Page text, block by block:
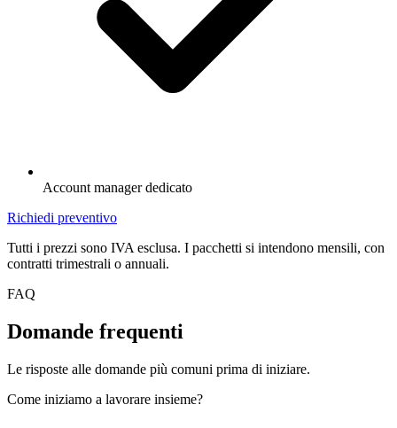
Account manager dedicato
Richiedi preventivo
Tutti i prezzi sono IVA esclusa. I pacchetti si intendono mensili, con
contratti trimestrali o annuali.
FAQ
Domande frequenti
Le risposte alle domande più comuni prima di iniziare.
Come iniziamo a lavorare insieme?